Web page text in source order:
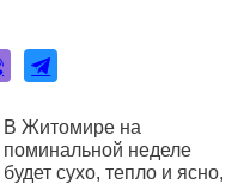
В Житомире на
поминальной неделе
будет сухо, тепло и ясно,